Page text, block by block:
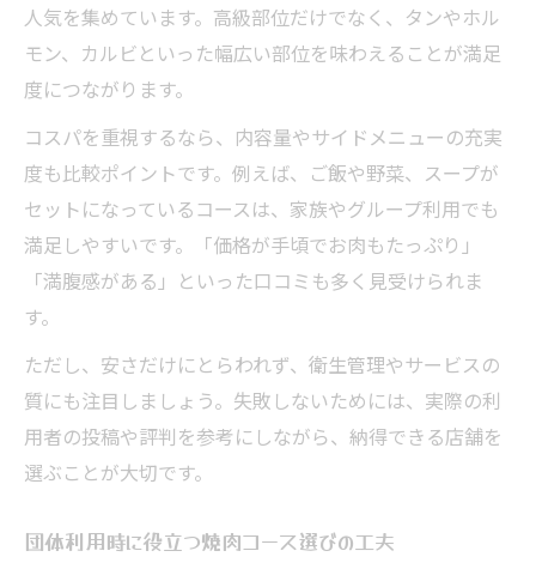
人気を集めています。高級部位だけでなく、タンやホル
モン、カルビといった幅広い部位を味わえることが満足
度につながります。
コスパを重視するなら、内容量やサイドメニューの充実
度も比較ポイントです。例えば、ご飯や野菜、スープが
セットになっているコースは、家族やグループ利用でも
満足しやすいです。「価格が手頃でお肉もたっぷり」
「満腹感がある」といった口コミも多く見受けられま
す。
ただし、安さだけにとらわれず、衛生管理やサービスの
質にも注目しましょう。失敗しないためには、実際の利
用者の投稿や評判を参考にしながら、納得できる店舗を
選ぶことが大切です。
団体利用時に役立つ焼肉コース選びの工夫